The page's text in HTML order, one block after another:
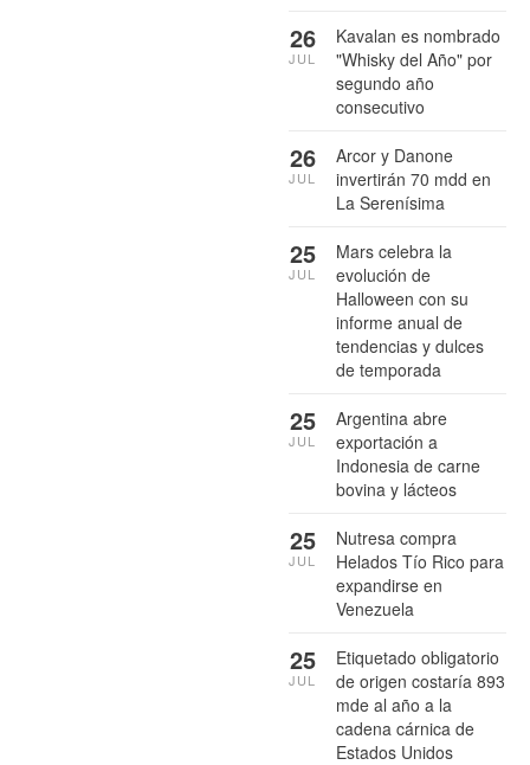
Kavalan es nombrado
"Whisky del Año" por
segundo año
consecutivo
26
JUL
Arcor y Danone
invertirán 70 mdd en
La Serenísima
26
JUL
Mars celebra la
evolución de
Halloween con su
informe anual de
tendencias y dulces
de temporada
25
JUL
Argentina abre
exportación a
Indonesia de carne
bovina y lácteos
25
JUL
Nutresa compra
Helados Tío Rico para
expandirse en
Venezuela
25
JUL
Etiquetado obligatorio
de origen costaría 893
mde al año a la
cadena cárnica de
Estados Unidos
25
JUL